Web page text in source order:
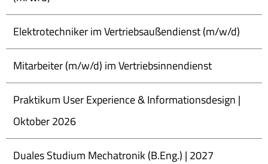
Elektrotechniker im Vertriebsaußendienst (m/w/d)
Mitarbeiter (m/w/d) im Vertriebsinnendienst
Praktikum User Experience & Informationsdesign |
Oktober 2026
Duales Studium Mechatronik (B.Eng.) | 2027